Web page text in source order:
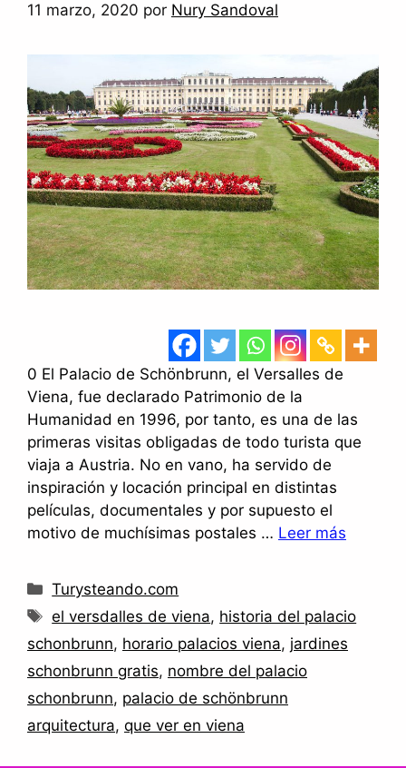
11 marzo, 2020 por Nury Sandoval
0 El Palacio de Schönbrunn, el Versalles de
Viena, fue declarado Patrimonio de la
Humanidad en 1996, por tanto, es una de las
primeras visitas obligadas de todo turista que
viaja a Austria. No en vano, ha servido de
inspiración y locación principal en distintas
películas, documentales y por supuesto el
motivo de muchísimas postales … Leer más
Categorías
Turysteando.com
Etiquetas
el versdalles de viena, historia del palacio
schonbrunn, horario palacios viena, jardines
schonbrunn gratis, nombre del palacio
schonbrunn, palacio de schönbrunn
arquitectura, que ver en viena